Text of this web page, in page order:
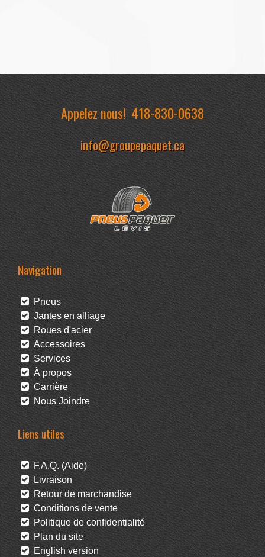
Appelez nous!418-830-0638
info@groupepaquet.ca
Navigation
Pneus
Jantes en alliage
Roues d'acier
Accessoires
Services
À propos
Carrière
Nous Joindre
Liens utiles
F.A.Q. (Aide)
Livraison
Retour de marchandise
Conditions de vente
Politique de confidentialité
Plan du site
English version